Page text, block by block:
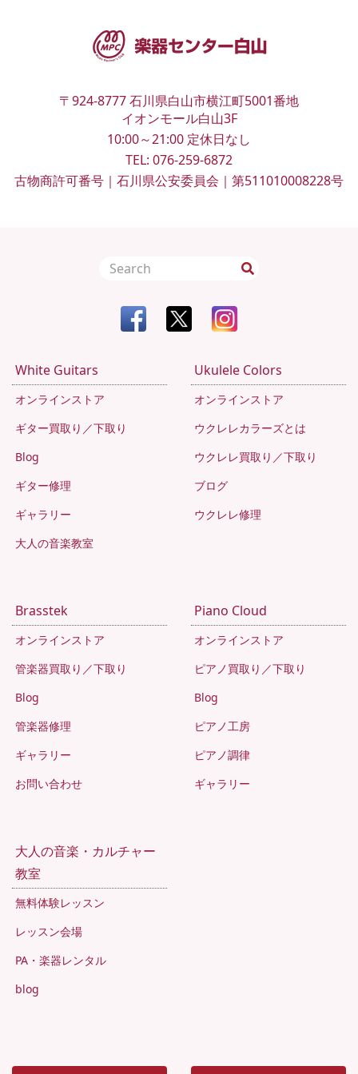
〒924-8777石川県白山市横江町5001番地
イオンモール白山3F
10:00～21:00 定休日なし
TEL: 076-259-6872
古物商許可番号｜石川県公安委員会｜第511010008228号
White Guitars
オンラインストア
ギター買取り／下取り
Blog
ギター修理
ギャラリー
大人の音楽教室
Ukulele Colors
オンラインストア
ウクレレカラーズとは
ウクレレ買取り／下取り
ブログ
ウクレレ修理
Brasstek
オンラインストア
管楽器買取り／下取り
Blog
管楽器修理
ギャラリー
お問い合わせ
Piano Cloud
オンラインストア
ピアノ買取り／下取り
Blog
ピアノ工房
ピアノ調律
ギャラリー
大人の音楽・カルチャー
教室
無料体験レッスン
レッスン会場
PA・楽器レンタル
blog